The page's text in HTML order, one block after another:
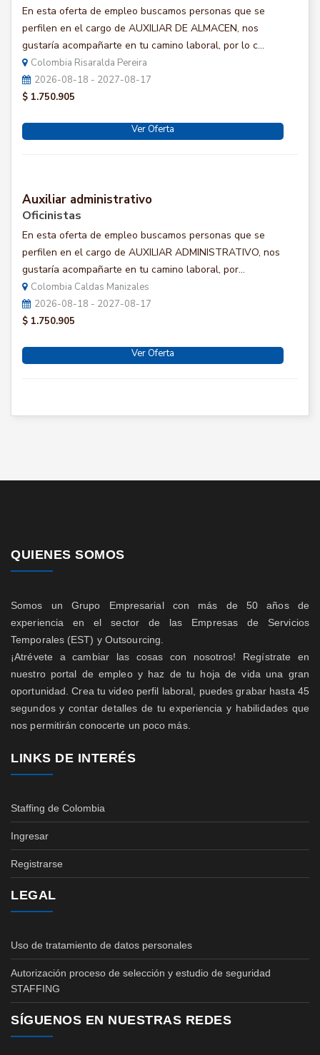
En esta oferta de empleo buscamos personas que se
perfilen en el cargo de AUXILIAR DE ALMACEN, nos
gustaría acompañarte en tu camino laboral, por lo c...
Colombia Risaralda Pereira
2026-08-18 - 2027-08-17
$ 1.750.905
Ver Oferta
Auxiliar administrativo
Oficinistas
En esta oferta de empleo buscamos personas que se
perfilen en el cargo de AUXILIAR ADMINISTRATIVO, nos
gustaría acompañarte en tu camino laboral, por...
Colombia Caldas Manizales
2026-08-18 - 2027-08-17
$ 1.750.905
Ver Oferta
QUIENES SOMOS
Somos un Grupo Empresarial con más de 50 años de
experiencia en el sector de las Empresas de Servicios
Temporales (EST) y Outsourcing.
¡Atrévete a cambiar las cosas con nosotros! Regístrate en
nuestro portal de empleo y haz de tu hoja de vida una gran
oportunidad. Crea tu video perfil laboral, puedes grabar hasta 45
segundos y contar detalles de tu experiencia y habilidades que
nos permitirán conocerte un poco más.
LINKS DE INTERÉS
Staffing de Colombia
Ingresar
Registrarse
LEGAL
Uso de tratamiento de datos personales
Autorización proceso de selección y estudio de seguridad
STAFFING
SÍGUENOS EN NUESTRAS REDES